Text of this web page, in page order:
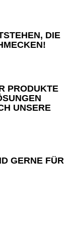
DIE
PRODUKTE
UNSERE
GERNE FÜR